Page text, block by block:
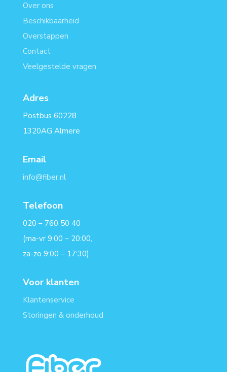
Over ons
Beschikbaarheid
Overstappen
Contact
Veelgestelde vragen
Adres
Postbus 60228
1320AG Almere
Email
info@fiber.nl
Telefoon
020 – 760 50 40
(ma-vr 9:00 – 20:00,
za-zo 9:00 – 17:30)
Voor klanten
Klantenservice
Storingen & onderhoud